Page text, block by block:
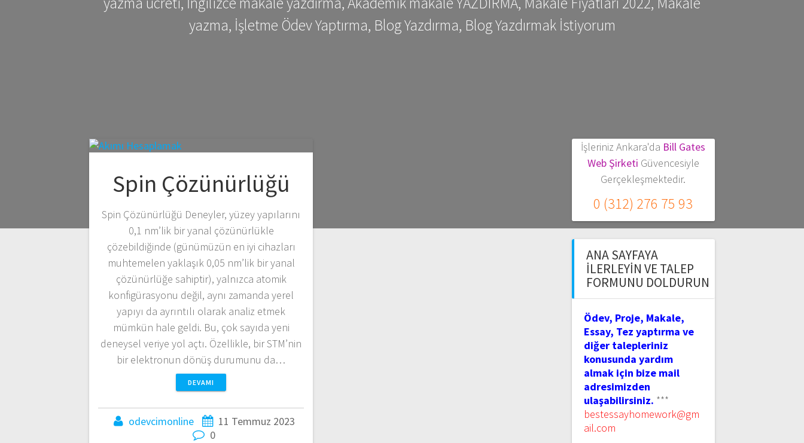
yazma, İşletme Ödev Yaptırma, Blog Yazdırma, Blog Yazdırmak İstiyorum
Spin Çözünürlüğü
Spin Çözünürlüğü Deneyler, yüzey yapılarını
0,1 nm’lik bir yanal çözünürlükle
çözebildiğinde (günümüzün en iyi cihazları
muhtemelen yaklaşık 0,05 nm’lik bir yanal
çözünürlüğe sahiptir), yalnızca atomik
konfigürasyonu değil, aynı zamanda yerel
yapıyı da ayrıntılı olarak analiz etmek
mümkün hale geldi. Bu, çok sayıda yeni
deneysel veriye yol açtı. Özellikle, bir STM’nin
bir elektronun dönüş durumunu da…
DEVAMI
odevcimonline
11 Temmuz 2023
0
İşleriniz Ankara'da Bill Gates
Web Şirketi Güvencesiyle
Gerçekleşmektedir.
0 (312) 276 75 93
ANA SAYFAYA
İLERLEYIN VE TALEP
FORMUNU DOLDURUN
Ödev, Proje, Makale,
Essay, Tez yaptırma ve
diğer talepleriniz
konusunda yardım
almak için bize mail
adresimizden
ulaşabilirsiniz. ***
bestessayhomework@gm
ail.com